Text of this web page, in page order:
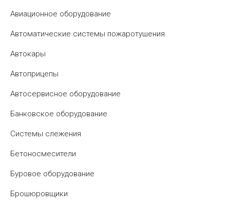
Авиационное оборудование
Автоматические системы пожаротушения
Автокары
Автоприцепы
Автосервисное оборудование
Банковское оборудование
Системы слежения
Бетоносмесители
Буровое оборудование
Брошюровщики